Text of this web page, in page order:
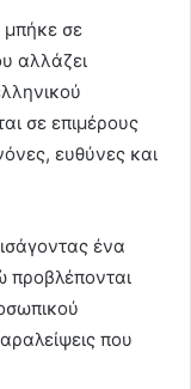
σε
αλλάζει
σε επιμέρους
ευθύνες και
ένα
προβλέπονται
που